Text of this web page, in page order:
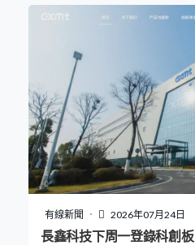
有線新聞 2026年07月24日
長鑫科技下周一登錄科創板